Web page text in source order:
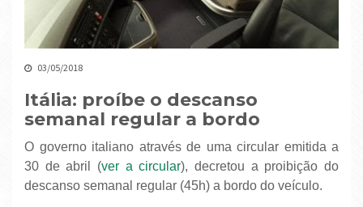
03/05/2018
Itália: proíbe o descanso
semanal regular a bordo
O governo italiano através de uma circular emitida a
30 de abril (ver a circular), decretou a proibição do
descanso semanal regular (45h) a bordo do veículo.